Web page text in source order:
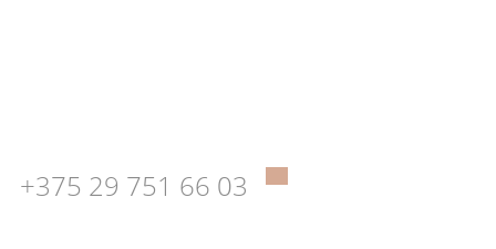
+375 29 751 66 03